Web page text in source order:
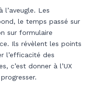
l’aveugle. Les
le temps passé sur
sur formulaire
Ils révèlent les points
l’efficacité des
c’est donner à l’UX